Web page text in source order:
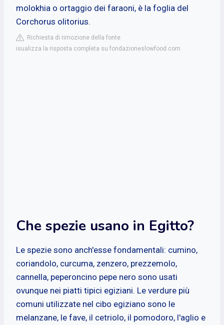
molokhia o ortaggio dei faraoni, è la foglia del
Corchorus olitorius.
Richiesta di rimozione della fonte
isualizza la risposta completa su fondazioneslowfood.com
Che spezie usano in Egitto?
Le spezie sono anch'esse fondamentali: cumino,
coriandolo, curcuma, zenzero, prezzemolo,
cannella, peperoncino pepe nero sono usati
ovunque nei piatti tipici egiziani. Le verdure più
comuni utilizzate nel cibo egiziano sono le
melanzane, le fave, il cetriolo, il pomodoro, l'aglio e